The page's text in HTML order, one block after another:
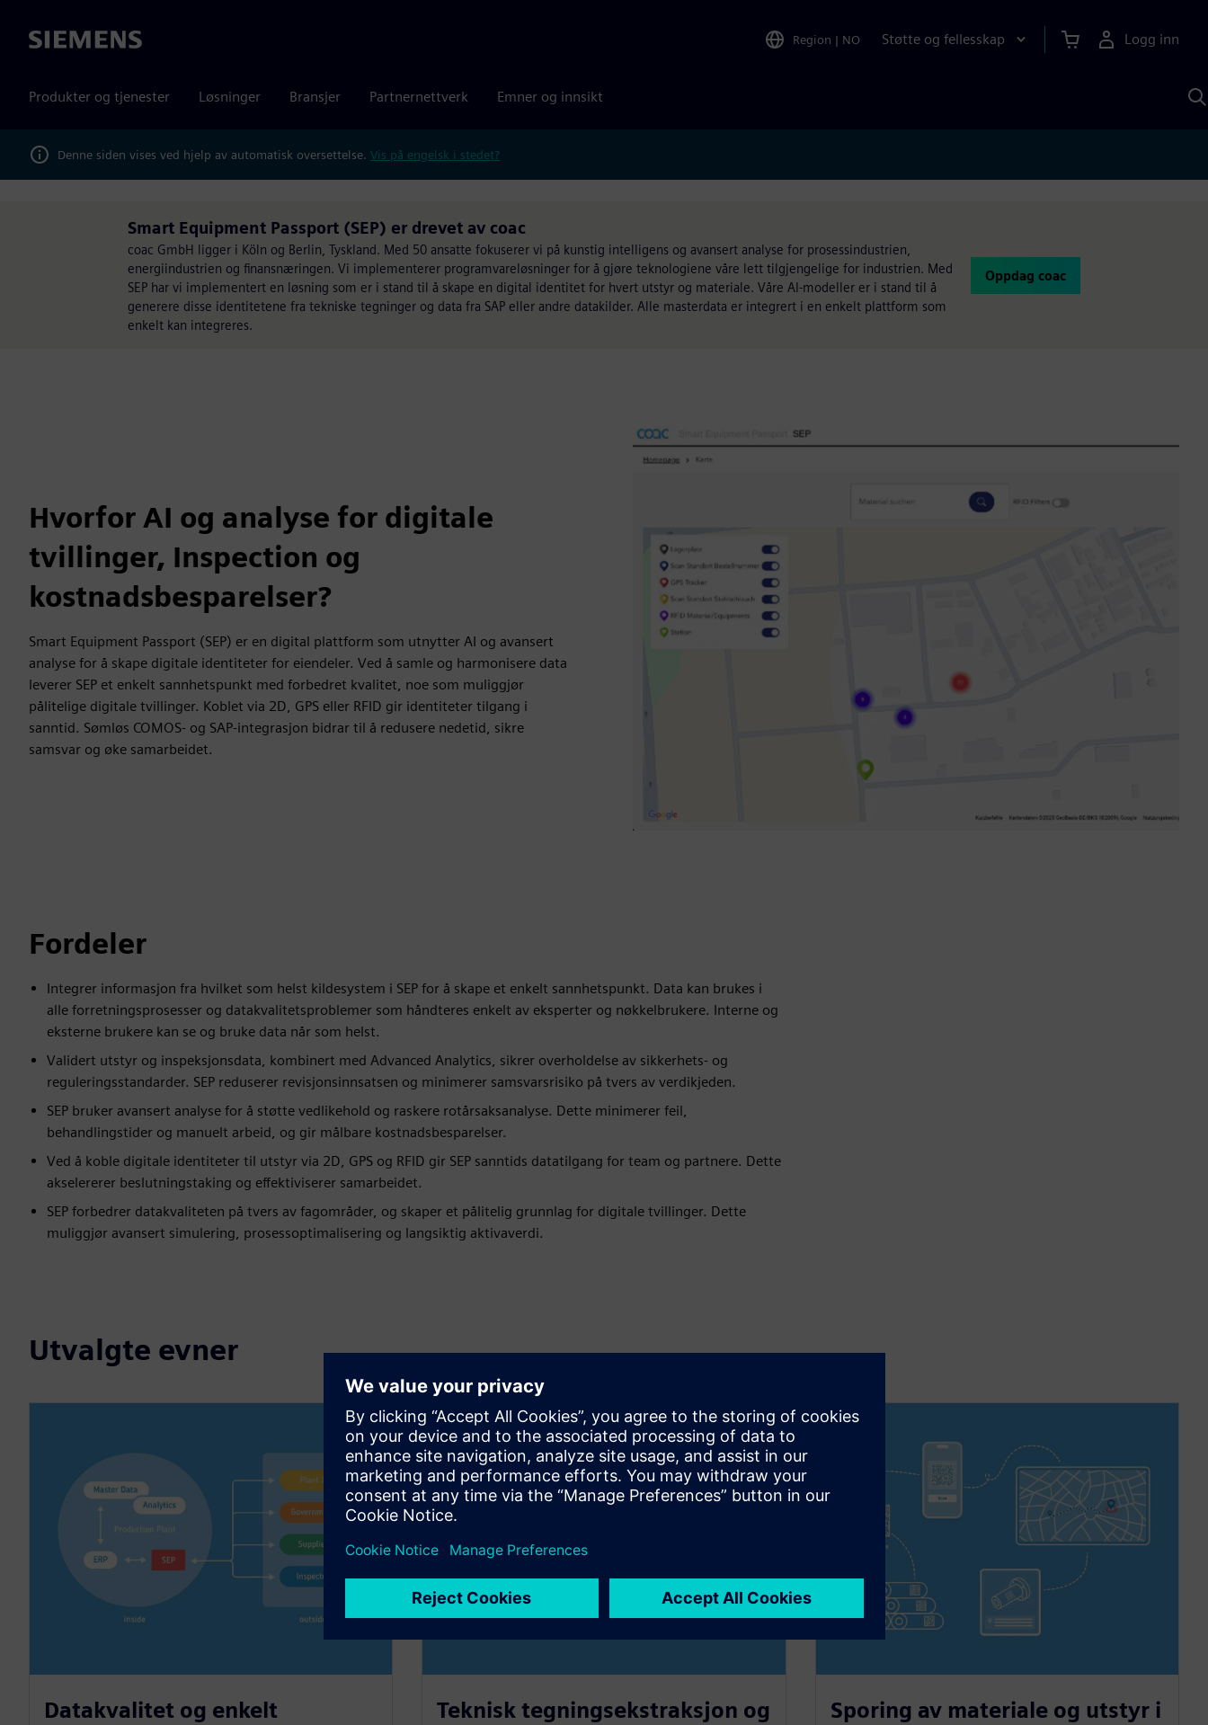
Siemens Region | NO Støtte og fellesskap Logg inn
Produkter og tjenester Løsninger Bransjer Partnernettverk Emner og innsikt
Denne siden vises ved hjelp av automatisk oversettelse. Vis på engelsk i stedet?
Smart Equipment Passport (SEP) er drevet av coac
coac GmbH ligger i Köln og Berlin, Tyskland. Med 50 ansatte fokuserer vi på kunstig intelligens og avansert analyse for prosessindustrien,
energiindustrien og finansnæringen. Vi implementerer programvareløsninger for å gjøre teknologiene våre lett tilgjengelige for industrien. Med
SEP har vi implementert en løsning som er i stand til å skape en digital identitet for hvert utstyr og materiale. Våre AI-modeller er i stand til å
generere disse identitetene fra tekniske tegninger og data fra SAP eller andre datakilder. Alle masterdata er integrert i en enkelt plattform som
enkelt kan integreres.
Oppdag coac
Hvorfor AI og analyse for digitale
tvillinger, Inspection og
kostnadsbesparelser?
Smart Equipment Passport (SEP) er en digital plattform som utnytter AI og avansert
analyse for å skape digitale identiteter for eiendeler. Ved å samle og harmonisere data
leverer SEP et enkelt sannhetspunkt med forbedret kvalitet, noe som muliggjør
pålitelige digitale tvillinger. Koblet via 2D, GPS eller RFID gir identiteter tilgang i
sanntid. Sømløs COMOS- og SAP-integrasjon bidrar til å redusere nedetid, sikre
samsvar og øke samarbeidet.
Fordeler
Integrer informasjon fra hvilket som helst kildesystem i SEP for å skape et enkelt sannhetspunkt. Data kan brukes i
alle forretningsprosesser og datakvalitetsproblemer som håndteres enkelt av eksperter og nøkkelbrukere. Interne og
eksterne brukere kan se og bruke data når som helst.
Validert utstyr og inspeksjonsdata, kombinert med Advanced Analytics, sikrer overholdelse av sikkerhets- og
reguleringsstandarder. SEP reduserer revisjonsinnsatsen og minimerer samsvarsrisiko på tvers av verdikjeden.
SEP bruker avansert analyse for å støtte vedlikehold og raskere rotårsaksanalyse. Dette minimerer feil,
behandlingstider og manuelt arbeid, og gir målbare kostnadsbesparelser.
Ved å koble digitale identiteter til utstyr via 2D, GPS og RFID gir SEP sanntids datatilgang for team og partnere. Dette
akselererer beslutningstaking og effektiviserer samarbeidet.
SEP forbedrer datakvaliteten på tvers av fagområder, og skaper et pålitelig grunnlag for digitale tvillinger. Dette
muliggjør avansert simulering, prosessoptimalisering og langsiktig aktivaverdi.
Utvalgte evner
Datakvalitet og enkelt
Teknisk tegningsekstraksjon og
Sporing av materiale og utstyr i